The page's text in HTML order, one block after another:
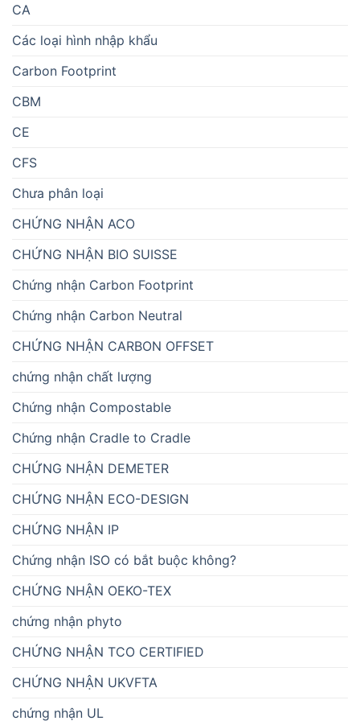
CA
Các loại hình nhập khẩu
Carbon Footprint
CBM
CE
CFS
Chưa phân loại
CHỨNG NHẬN ACO
CHỨNG NHẬN BIO SUISSE
Chứng nhận Carbon Footprint
Chứng nhận Carbon Neutral
CHỨNG NHẬN CARBON OFFSET
chứng nhận chất lượng
Chứng nhận Compostable
Chứng nhận Cradle to Cradle
CHỨNG NHẬN DEMETER
CHỨNG NHẬN ECO-DESIGN
CHỨNG NHẬN IP
Chứng nhận ISO có bắt buộc không?
CHỨNG NHẬN OEKO-TEX
chứng nhận phyto
CHỨNG NHẬN TCO CERTIFIED
CHỨNG NHẬN UKVFTA
chứng nhận UL